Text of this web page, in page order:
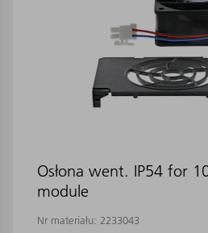
Osłona went. IP54 for
module
Nr materiału: 2233043